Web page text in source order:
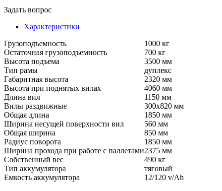
Задать вопрос
Характеристики
Грузоподъемность
1000 кг
Остаточная грузоподъемность
700 кг
Высота подъема
3500 мм
Тип рамы
дуплекс
Габаритная высота
2320 мм
Высота при поднятых вилах
4060 мм
Длина вил
1150 мм
Вилы раздвижные
300х820 мм
Общая длина
1850 мм
Ширина несущей поверхности вил
560 мм
Общая ширина
850 мм
Радиус поворота
1850 мм
Ширина прохода при работе с паллетами2375 мм
Собственный вес
490 кг
Тип аккумулятора
тяговый
Емкость аккумулятора
12/120 v/Ah